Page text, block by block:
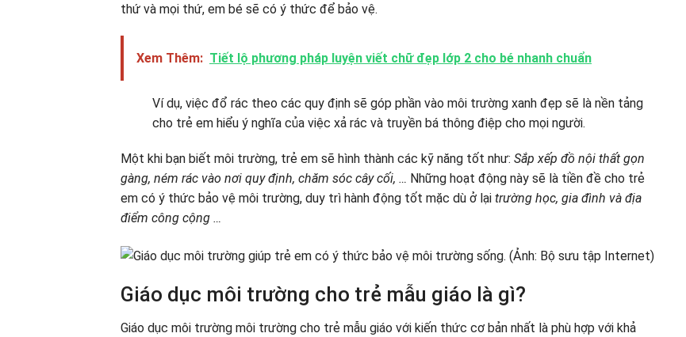
thứ và mọi thứ, em bé sẽ có ý thức để bảo vệ.
Xem Thêm: Tiết lộ phương pháp luyện viết chữ đẹp lớp 2 cho bé nhanh chuẩn
Ví dụ, việc đổ rác theo các quy định sẽ góp phần vào môi trường xanh đẹp sẽ là nền tảng
cho trẻ em hiểu ý nghĩa của việc xả rác và truyền bá thông điệp cho mọi người.
Một khi bạn biết môi trường, trẻ em sẽ hình thành các kỹ năng tốt như: Sắp xếp đồ nội thất gọn
gàng, ném rác vào nơi quy định, chăm sóc cây cối, … Những hoạt động này sẽ là tiền đề cho trẻ
em có ý thức bảo vệ môi trường, duy trì hành động tốt mặc dù ở lại trường học, gia đình và địa
điểm công cộng …
Giáo dục môi trường cho trẻ mẫu giáo là gì?
Giáo dục môi trường môi trường cho trẻ mẫu giáo với kiến ​​thức cơ bản nhất là phù hợp với khả